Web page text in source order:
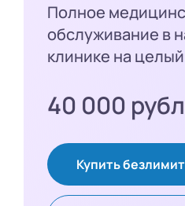
Полное
обслуживание в
клинике на
40 000
Купить безлимит